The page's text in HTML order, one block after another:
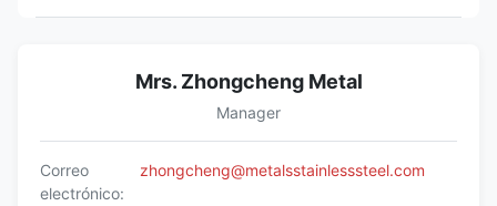
Mrs. Zhongcheng Metal
Manager
Correo
electrónico:
zhongcheng@metalsstainlesssteel.com